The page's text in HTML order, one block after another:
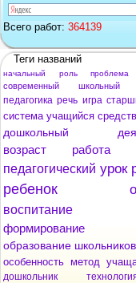
Всего работ: 364139
Теги названий
начальный роль проблема
современный школьный
педагогика речь игра
система учащийся
дошкольный
возраст работа
педагогический урок
ребенок
воспитание
формирование
образование школьников
особенность метод
дошкольник